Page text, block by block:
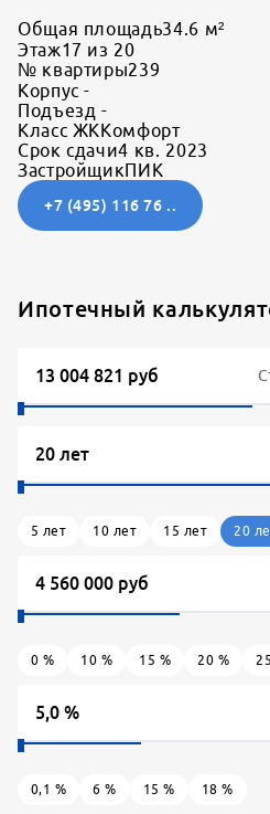
Общая площадь34.6 м²
Этаж17 из 20
№ квартиры239
Корпус -
Подъезд -
Класс ЖК Комфорт
Срок сдачи4 кв. 2023
Застройщик ПИК
+7 (495) 116 76 ..
Ипотечный
0 % 10 % 15 % 20 % 25
5 лет 10 лет 15 лет 20
0,1 % 6 % 15 % 18 %